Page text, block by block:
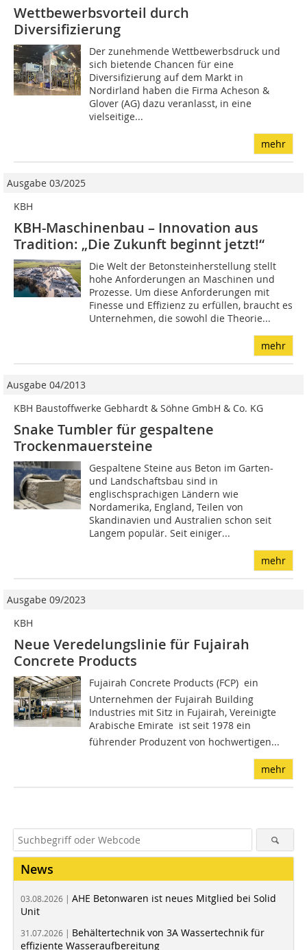
Wettbewerbsvorteil durch
Diversifizierung
Der zunehmende Wettbewerbsdruck und
sich bietende Chancen für eine
Diversifizierung auf dem Markt in
Nordirland haben die Firma Acheson &
Glover (AG) dazu veranlasst, in eine
vielseitige...
mehr
Ausgabe 03/2025
KBH
KBH-Maschinenbau – Innovation aus
Tradition: „Die Zukunft beginnt jetzt!“
Die Welt der Betonsteinherstellung stellt
hohe Anforderungen an Maschinen und
Prozesse. Um diese Anforderungen mit
Finesse und Effizienz zu erfüllen, braucht es
Unternehmen, die sowohl die Theorie...
mehr
Ausgabe 04/2013
KBH Baustoffwerke Gebhardt & Söhne GmbH & Co. KG
Snake Tumbler für gespaltene
Trockenmauersteine
Gespaltene Steine aus Beton im Garten-
und Landschaftsbau sind in
englischsprachigen Ländern wie
Nordamerika, England, Teilen von
Skandinavien und Australien schon seit
Langem populär. Seit einiger...
mehr
Ausgabe 09/2023
KBH
Neue Veredelungslinie für Fujairah
Concrete Products
Fujairah Concrete Products (FCP)  ein
Unternehmen der Fujairah Building
Industries mit Sitz in Fujairah, Vereinigte
Arabische Emirate  ist seit 1978 ein
führender Produzent von hochwertigen...
mehr
News
03.08.2026 | AHE Betonwaren ist neues Mitglied bei Solid
Unit
31.07.2026 | Behältertechnik von 3A Wassertechnik für
effiziente Wasseraufbereitung